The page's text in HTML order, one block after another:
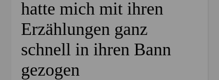
hatte mich mit ihren
Erzählungen ganz
schnell in ihren Bann
gezogen